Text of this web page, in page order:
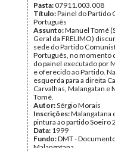
Pasta:07911.003.008
Título:Painel do Partido
Português
Assunto:Manuel Tomé
Geral da FRELIMO)
sede do Partido
Português, no momento
do painel executado por
e oferecido ao Partido.
esquerda para a direita
Carvalhas, Malangatan e
Tomé.
Autor:Sérgio Morais
Inscrições:Malangatana
pintura ao partido Soeiro
Data: 1999
Fundo:DMT -
Malangatana